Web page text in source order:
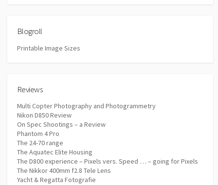
Blogroll
Printable Image Sizes
Reviews
Multi Copter Photography and Photogrammetry
Nikon D850 Review
On Spec Shootings – a Review
Phantom 4 Pro
The 24-70 range
The Aquatec Elite Housing
The D800 experience – Pixels vers. Speed … – going for Pixels
The Nikkor 400mm f2.8 Tele Lens
Yacht & Regatta Fotografie